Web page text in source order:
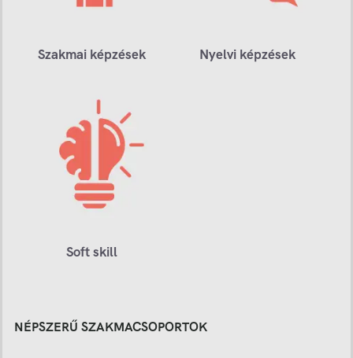
Szakmai képzések Nyelvi képzések
Soft skill
NÉPSZERŰ SZAKMACSOPORTOK